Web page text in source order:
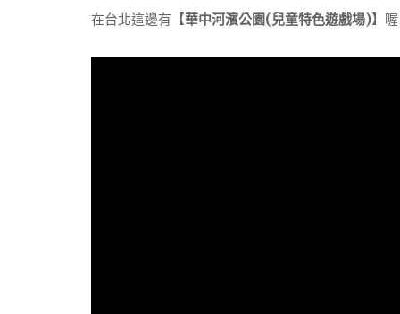
在台北這邊有【華中河濱公園(兒童特色遊戲場)】